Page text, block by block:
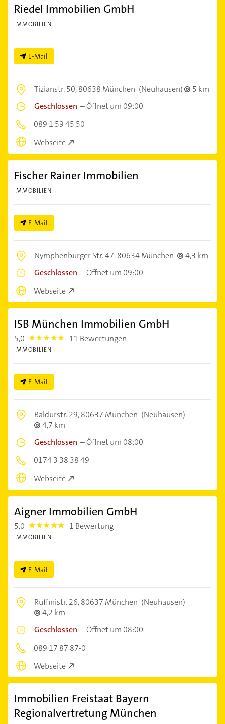
Riedel Immobilien GmbH
IMMOBILIEN
E-Mail
Tizianstr. 50,80638 München (Neuhausen)
5 km
Geschlossen –Öffnet um 09:00
089 1 59 45 50
Webseite
Fischer Rainer Immobilien
IMMOBILIEN
E-Mail
Nymphenburger Str. 47,80634 München
4,3 km
Geschlossen –Öffnet um 09:00
Webseite
ISB München Immobilien GmbH
5,0 5.0 11 Bewertungen
IMMOBILIEN
E-Mail
Baldurstr. 29,80637 München (Neuhausen)
4,7 km
Geschlossen –Öffnet um 08:00
0174 3 38 38 49
Webseite
Aigner Immobilien GmbH
5,0 5.0 1 Bewertung
IMMOBILIEN
E-Mail
Ruffinistr. 26,80637 München (Neuhausen)
4,2 km
Geschlossen –Öffnet um 08:00
089 17 87 87-0
Webseite
Immobilien Freistaat Bayern
Regionalvertretung München